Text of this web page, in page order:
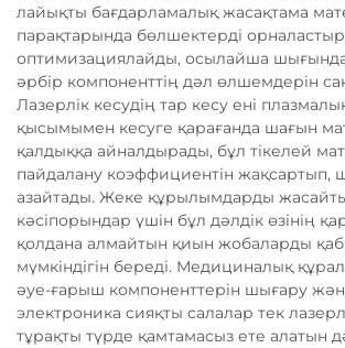
лайықты бағдарламалық жасақтама
парақтарында бөлшектерді
оптимизациялайды, осылайша
әрбір компоненттің дәл өлшемдерін
Лазерлік кесудің тар кесу ені
қысымымен кесуге қарағанда шағын
қалдыққа айналдырады, бұл тікелей
пайдалану коэффициентін жақсартып,
азайтады. Жеке құрылымдарды
кәсіпорындар үшін бұл дәлдік өзінің
қолдана алмайтын қиын жобаларды
мүмкіндігін береді. Медициналық
әуе-ғарыш компоненттерін шығару
электроника сияқты салалар тек
тұрақты түрде қамтамасыз ете алатын